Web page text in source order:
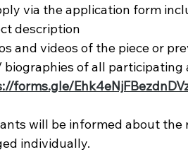
via the application form
description
and videos of the piece or
biographies of all participating
forms.gle/
will be informed about the
individually.